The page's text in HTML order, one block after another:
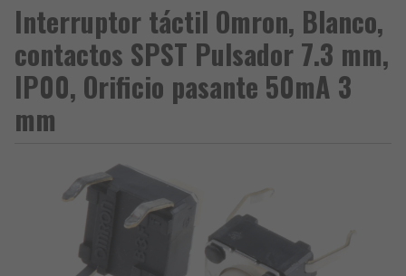
Interruptor táctil Omron, Blanco,
contactos SPST Pulsador 7.3 mm,
IP00, Orificio pasante 50mA 3
mm